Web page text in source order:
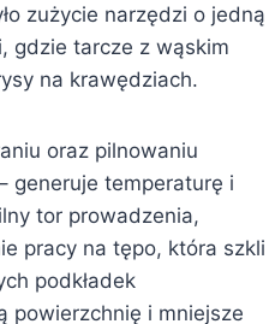
zużycie narzędzi o jedną
gdzie tarcze z wąskim
na krawędziach.
oraz pilnowaniu
generuje temperaturę i
tor prowadzenia,
pracy na tępo, która szkli
podkładek
powierzchnię i mniejsze